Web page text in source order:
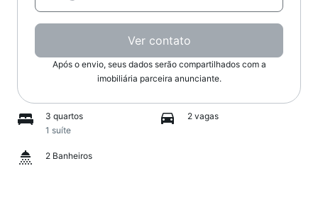
Ver contato
Após o envio, seus dados serão compartilhados com a
imobiliária parceira anunciante.
3 quartos
1 suíte
2 vagas
2 Banheiros